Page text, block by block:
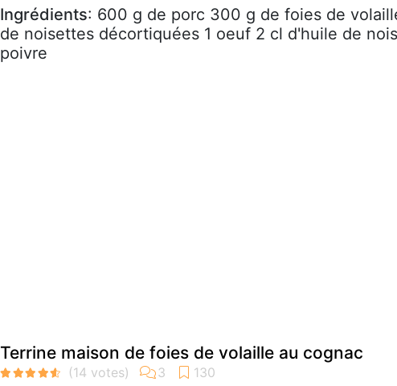
Ingrédients: 600 g de porc 300 g de foies de
de noisettes décortiquées 1 oeuf 2 cl d'huile de
poivre
Terrine maison de foies de volaille au cognac